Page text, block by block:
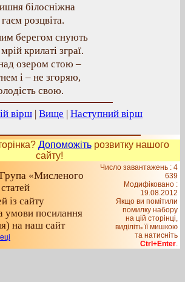
білосніжна
розцвіта.
берегом снують
крилаті зграї.
озером стою –
і – не згоряю,
свою.
вірш | Вище | Наступний вірш
Допоможітьрозвитку нашого
сайту!
«Мисленого
із сайту
умови посилання
на наш сайт
Число завантажень : 4
639
Модифіковано :
19.08.2012
Якщо ви помітили
помилку набору
на цiй сторiнцi,
видiлiть її мишкою
та натисніть
Ctrl+Enter.